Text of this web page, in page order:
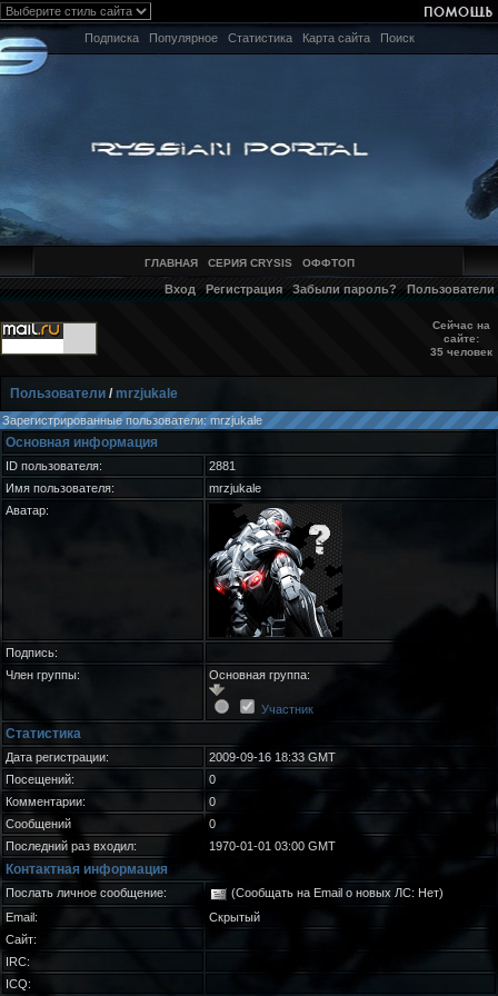
Подписка Популярное Статистика Карта сайта Поиск
ГЛАВНАЯ СЕРИЯ CRYSIS ОФФТОП
Вход Регистрация Забыли пароль? Пользователи
Сейчас на
сайте:
35 человек
Пользователи / mrzjukale
Зарегистрированные пользователи: mrzjukale
Основная информация
ID пользователя:
2881
Имя пользователя:
mrzjukale
Аватар:
Подпись:
Член группы:
Основная группа:
Участник
Статистика
Дата регистрации:
2009-09-16 18:33 GMT
Посещений:
0
Комментарии:
0
Сообщений
0
Последний раз входил:
1970-01-01 03:00 GMT
Контактная информация
Послать личное сообщение:
(Сообщать на Email о новых ЛС: Нет)
Email:
Скрытый
Сайт:
IRC:
ICQ: